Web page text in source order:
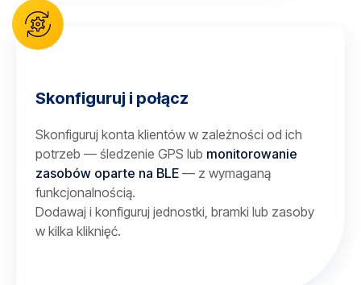
Skonfiguruj i połącz
Skonfiguruj konta klientów w zależności od ich
potrzeb — śledzenie GPS lub monitorowanie
zasobów oparte na BLE — z wymaganą
funkcjonalnością.
Dodawaj i konfiguruj jednostki, bramki lub zasoby
w kilka kliknięć.